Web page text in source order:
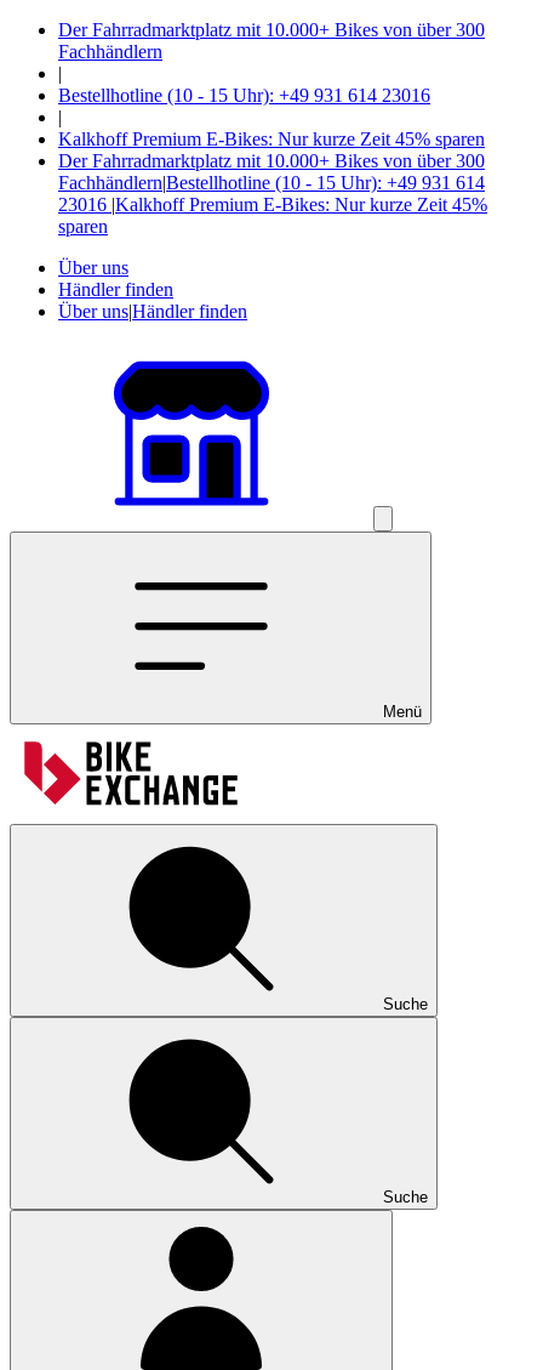
Der Fahrradmarktplatz mit 10.000+ Bikes von über 300
Fachhändlern
|
Bestellhotline (10 - 15 Uhr): +49 931 614 23016
|
Kalkhoff Premium E-Bikes: Nur kurze Zeit 45% sparen
Der Fahrradmarktplatz mit 10.000+ Bikes von über 300
Fachhändlern|Bestellhotline (10 - 15 Uhr): +49 931 614
23016 |Kalkhoff Premium E-Bikes: Nur kurze Zeit 45%
sparen
Über uns
Händler finden
Über uns|Händler finden
Menü
Suche
Suche